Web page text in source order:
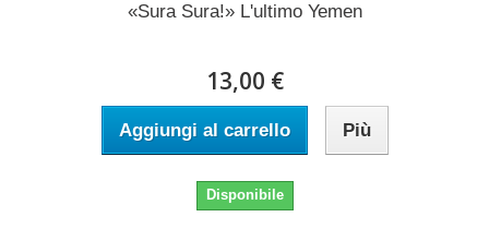
«Sura Sura!» L'ultimo Yemen
13,00 €
Aggiungi al carrello Più
Disponibile